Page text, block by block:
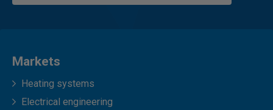
Markets
Heating systems
Electrical engineering